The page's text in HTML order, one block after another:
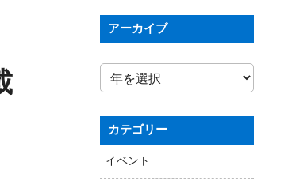
アーカイブ
カテゴリー
イベント